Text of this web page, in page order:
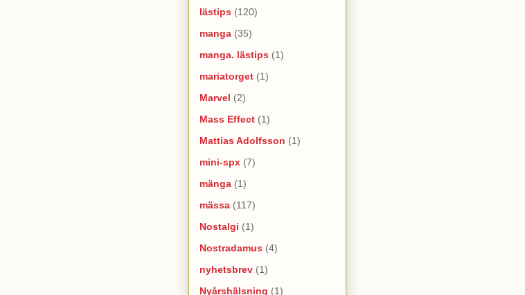
lästips (120)
manga (35)
manga. lästips (1)
mariatorget (1)
Marvel (2)
Mass Effect (1)
Mattias Adolfsson (1)
mini-spx (7)
mänga (1)
mässa (117)
Nostalgi (1)
Nostradamus (4)
nyhetsbrev (1)
Nyårshälsning (1)